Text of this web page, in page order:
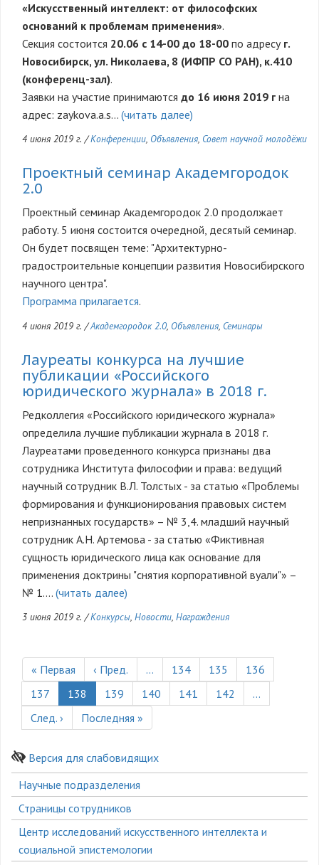
«Искусственный интеллект: от философских
оснований к проблемам применения».
Секция состоится 20.06 с 14-00 до 18-00 по адресу г.
Новосибирск, ул. Николаева, 8 (ИФПР СО РАН), к.410
(конференц-зал).
Заявки на участие принимаются до 16 июня 2019 г на
адрес: zaykova.a.s… (читать далее)
4 июня 2019 г. /Конференции, Объявления, Совет научной молодёжи
Проектный семинар Академгородок
2.0
Проектный семинар Академгородок 2.0 продолжает
работу. 5 июня состоится очередной, десятый семинар.
Он будет посвящен теме: "Архитектурно-
градостроительные концепции развития Новосибирского
научного центра".
Программа прилагается.
4 июня 2019 г. /Академгородок 2.0, Объявления, Семинары
Лауреаты конкурса на лучшие
публикации «Российского
юридического журнала» в 2018 г.
Редколлегия «Российского юридического журнала»
определила лучшие публикации журнала в 2018 г.
Лауреатами проведенного конкурса признаны два
сотрудника Института философии и права: ведущий
научный сотрудник В.Л. Толстых - за статью «Проблемы
формирования и функционирования правовых систем
непризнанных государств» – № 3,4. младший научный
сотрудник А.Н. Артемова - за статью «Фиктивная
сущность юридического лица как основание для
применения доктрины "снятия корпоративной вуали"» –
№ 1.… (читать далее)
3 июня 2019 г. /Конкурсы, Новости, Награждения
Нумерация
страниц
Первая
страница
« Первая
Предыдущая
страница
‹ Пред. … Страница
134 Страница
135 Страница
136
Страница
137
Текущая
страница
138 Страница
139 Страница
140 Страница
141 Страница
142
…
Следующая
страница
След. ›
Последняя
страница
Последняя »
Версия для слабовидящих
Боковое
меню
Научные подразделения
Страницы сотрудников
Центр исследований искусственного интеллекта и
социальной эпистемологии